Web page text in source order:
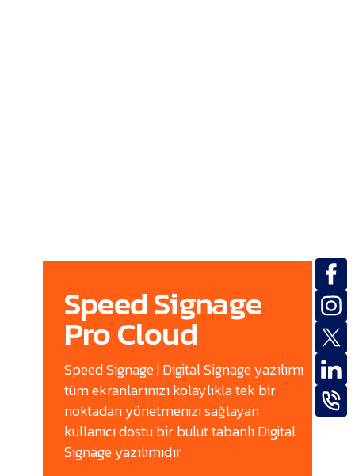
Speed Signage
Pro Cloud
Speed Signage | Digital Signage yazılımı
tüm ekranlarınızı kolaylıkla tek bir
noktadan yönetmenizi sağlayan
kullanıcı dostu bir bulut tabanlı Digital
Signage yazılımıdır